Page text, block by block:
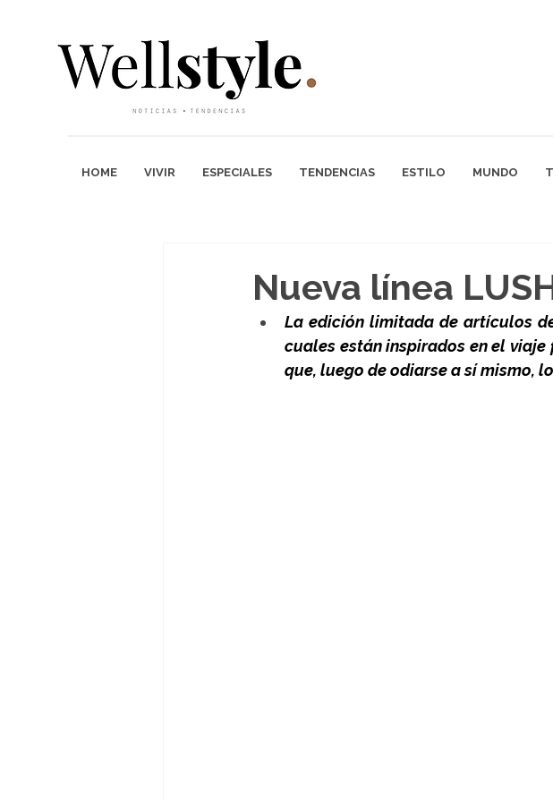
HOME VIVIR ESPECIALES TENDENCIAS ESTILO MUNDO
Nueva línea
La edición limitada de artículos
cuales están inspirados en el
que, luego de odiarse a sí mismo,